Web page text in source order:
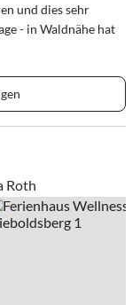
und dies sehr
- in Waldnähe hat
Roth